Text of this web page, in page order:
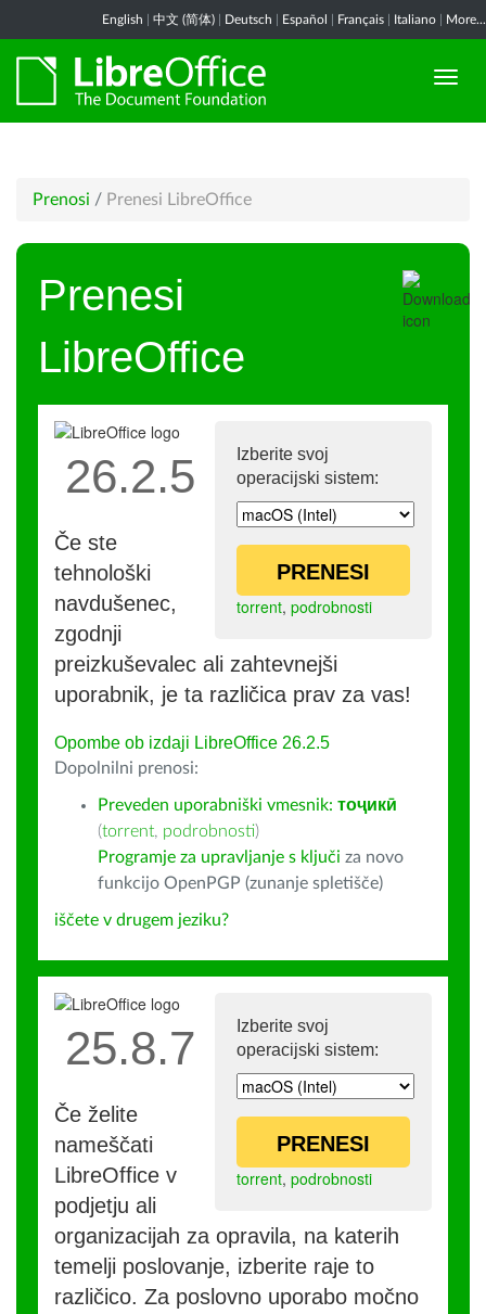
English 中文 (简体) Deutsch Español Français Italiano More...
Prenosi / Prenesi LibreOffice
Prenesi
LibreOffice
Izberite svoj
operacijski sistem:
PRENESI
torrent, podrobnosti
26.2.5
Če ste
tehnološki
navdušenec,
zgodnji
preizkuševalec ali zahtevnejši
uporabnik, je ta različica prav za vas!
Opombe ob izdaji LibreOffice 26.2.5
Dopolnilni prenosi:
Preveden uporabniški vmesnik: тоҷикӣ
(torrent, podrobnosti)
Programje za upravljanje s ključi za novo
funkcijo OpenPGP (zunanje spletišče)
iščete v drugem jeziku?
Izberite svoj
operacijski sistem:
PRENESI
torrent, podrobnosti
25.8.7
Če želite
nameščati
LibreOffice v
podjetju ali
organizacijah za opravila, na katerih
temelji poslovanje, izberite raje to
različico. Za poslovno uporabo močno